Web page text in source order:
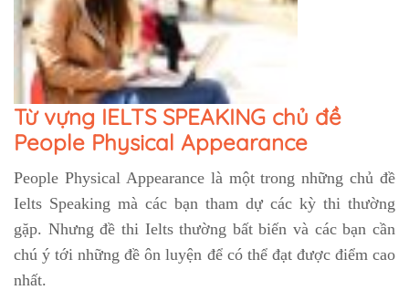
Từ vựng IELTS SPEAKING chủ đề
People Physical Appearance
People Physical Appearance là một trong những chủ đề
Ielts Speaking mà các bạn tham dự các kỳ thi thường
gặp. Nhưng đề thi Ielts thường bất biến và các bạn cần
chú ý tới những đề ôn luyện để có thể đạt được điểm cao
nhất.